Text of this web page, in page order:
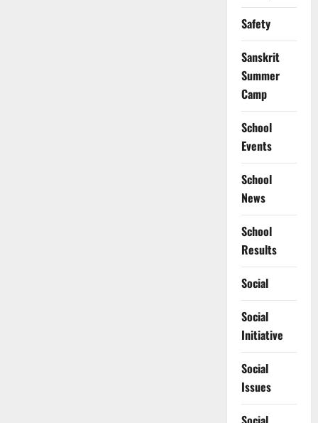
Safety
Sanskrit
Summer
Camp
School
Events
School
News
School
Results
Social
Social
Initiative
Social
Issues